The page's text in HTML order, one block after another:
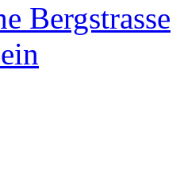
Bergstrasse